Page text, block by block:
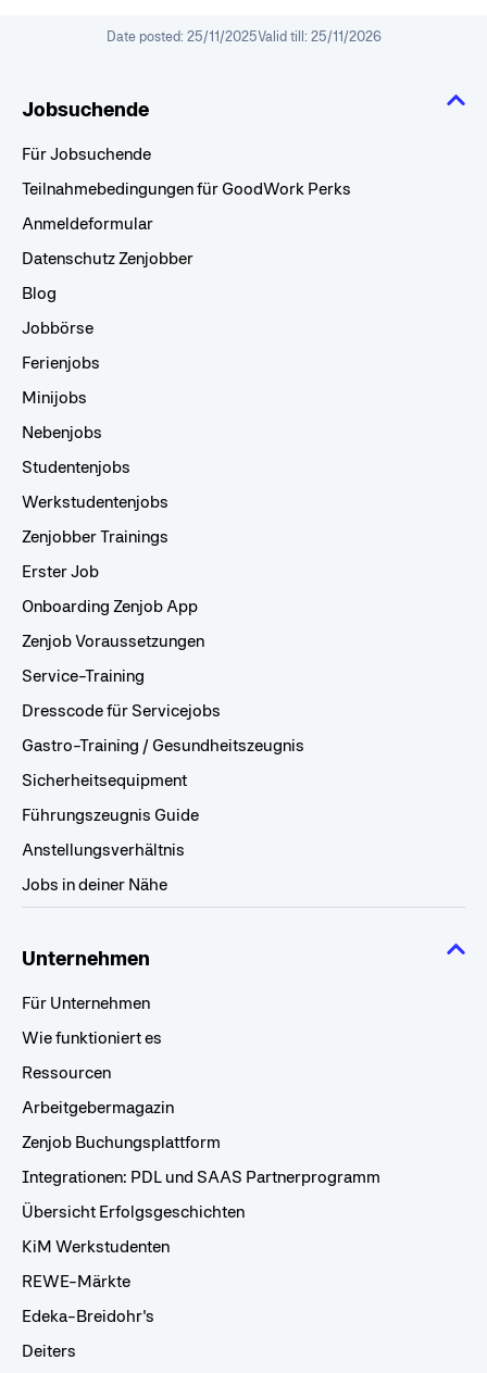
Date posted: 25/11/2025Valid till: 25/11/2026
Jobsuchende
Für Jobsuchende
Teilnahmebedingungen für GoodWork Perks
Anmeldeformular
Datenschutz Zenjobber
Blog
Jobbörse
Ferienjobs
Minijobs
Nebenjobs
Studentenjobs
Werkstudentenjobs
Zenjobber Trainings
Erster Job
Onboarding Zenjob App
Zenjob Voraussetzungen
Service-Training
Dresscode für Servicejobs
Gastro-Training / Gesundheitszeugnis
Sicherheitsequipment
Führungszeugnis Guide
Anstellungsverhältnis
Jobs in deiner Nähe
Unternehmen
Für Unternehmen
Wie funktioniert es
Ressourcen
Arbeitgebermagazin
Zenjob Buchungsplattform
Integrationen: PDL und SAAS Partnerprogramm
Übersicht Erfolgsgeschichten
KiM Werkstudenten
REWE-Märkte
Edeka-Breidohr's
Deiters